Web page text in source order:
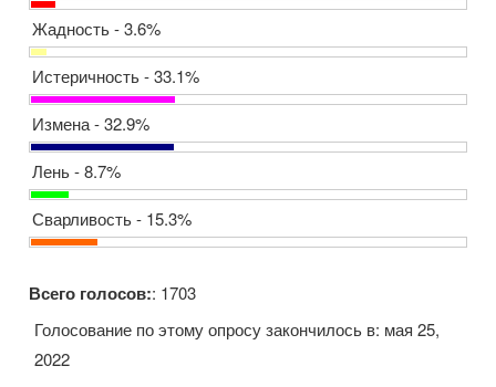
Жадность - 3.6%
Истеричность - 33.1%
Измена - 32.9%
Лень - 8.7%
Сварливость - 15.3%
Всего голосов:: 1703
Голосование по этому опросу закончилось в: мая 25,
2022